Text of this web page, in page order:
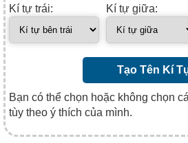
Kí tự trái: Kí tự giữa:
Tạo Tên Kí
Bạn có thể chọn hoặc không chọn
tùy theo ý thích của mình.